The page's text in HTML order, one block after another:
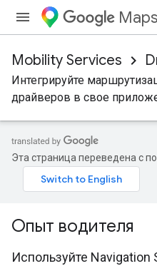
Mobility Services
Интегрируйте
драйверов в свое
Эта страница переведена с
Опыт водителя
Используйте Navigation